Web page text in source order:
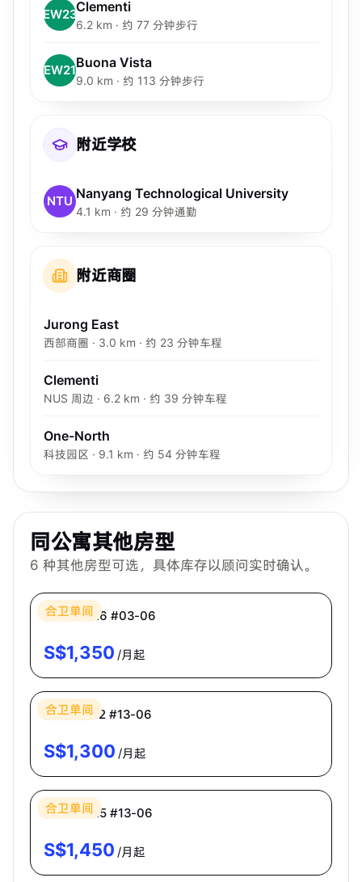
EW23Clementi
6.2 km · 约 77 分钟步行
EW21Buona Vista
9.0 km · 约 113 分钟步行
附近学校
NTU Nanyang Technological University
4.1 km · 约 29 分钟通勤
附近商圈
Jurong East
西部商圈 · 3.0 km · 约 23 分钟车程
Clementi
NUS 周边 · 6.2 km · 约 39 分钟车程
One-North
科技园区 · 9.1 km · 约 54 分钟车程
同公寓其他房型
6 种其他房型可选，具体库存以顾问实时确认。
合卫单间
Bespoke Habitat 共居
普通房 CR6 #03-06
S$1,350 /月起
合卫单间
高级房 PR2 #13-06
S$1,300 /月起
合卫单间
普通房 CR5 #13-06
S$1,450 /月起